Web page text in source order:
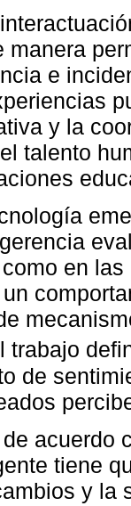
manera
e
y la
talento
en
trabajo
de
acuerdo
tiene
y la